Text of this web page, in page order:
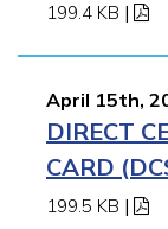
199.4 KB |
April 15th,
DIRECT
CARD
199.5 KB |